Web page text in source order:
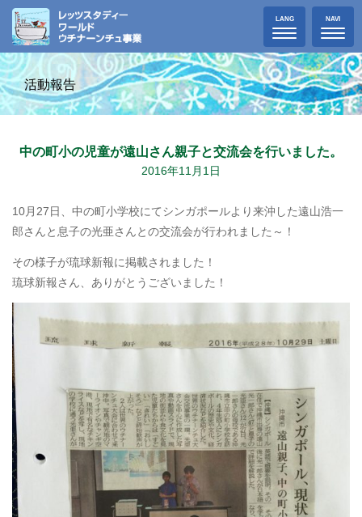
Toggle
navigation
LANG
Toggle
NAVI
活動報告
中の町小の児童が遠山さん親子と交流会を行いました。
2016年11月1日
10月27日、中の町小学校にてシンガポールより来沖した遠山浩一
郎さんと息子の光亜さんとの交流会が行われました～！
その様子が琉球新報に掲載されました！
琉球新報さん、ありがとうございました！